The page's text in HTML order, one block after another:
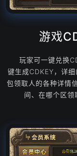
游戏
玩家可一键兑换
键生成CDKEY，详
包领取人的各种详情
间、在哪个区领